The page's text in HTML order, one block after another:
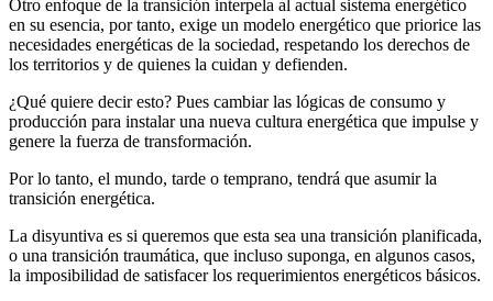
Otro enfoque de la transición interpela al actual sistema energético
en su esencia, por tanto, exige un modelo energético que priorice las
necesidades energéticas de la sociedad, respetando los derechos de
los territorios y de quienes la cuidan y defienden.
¿Qué quiere decir esto? Pues cambiar las lógicas de consumo y
producción para instalar una nueva cultura energética que impulse y
genere la fuerza de transformación.
Por lo tanto, el mundo, tarde o temprano, tendrá que asumir la
transición energética.
La disyuntiva es si queremos que esta sea una transición planificada,
o una transición traumática, que incluso suponga, en algunos casos,
la imposibilidad de satisfacer los requerimientos energéticos básicos.